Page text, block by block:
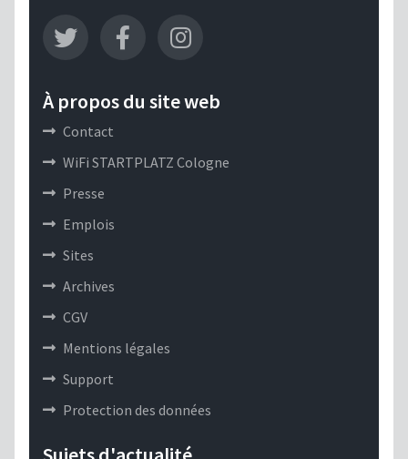
À propos du site web
Contact
WiFi STARTPLATZ Cologne
Presse
Emplois
Sites
Archives
CGV
Mentions légales
Support
Protection des données